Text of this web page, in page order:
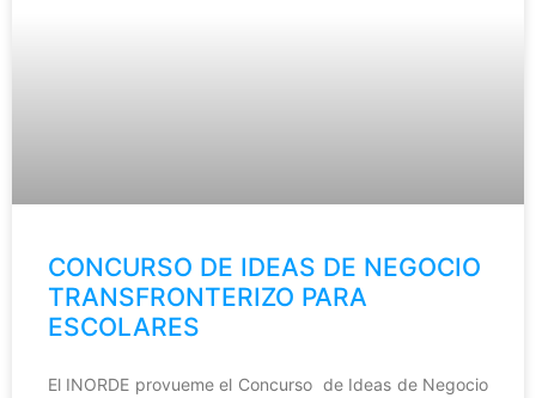
CONCURSO DE IDEAS DE NEGOCIO
TRANSFRONTERIZO PARA
ESCOLARES
El INORDE provueme el Concurso de Ideas de Negocio